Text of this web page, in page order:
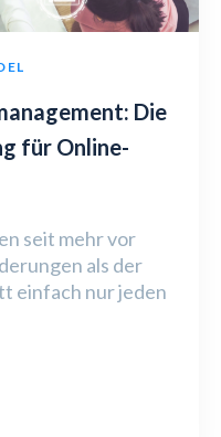
Die
für Online-
seit mehr vor
als der
einfach nur jeden